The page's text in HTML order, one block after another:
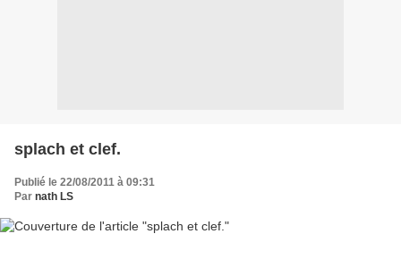
splach et clef.
Publié le 22/08/2011 à 09:31
Par nath LS